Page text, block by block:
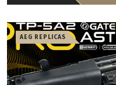
AEG REPLICAS